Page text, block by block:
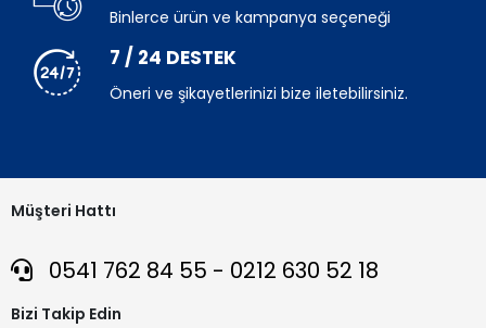
Binlerce ürün ve kampanya seçeneği
7 / 24 DESTEK
Öneri ve şikayetlerinizi bize iletebilirsiniz.
Müşteri Hattı
0541 762 84 55 - 0212 630 52 18
Bizi Takip Edin